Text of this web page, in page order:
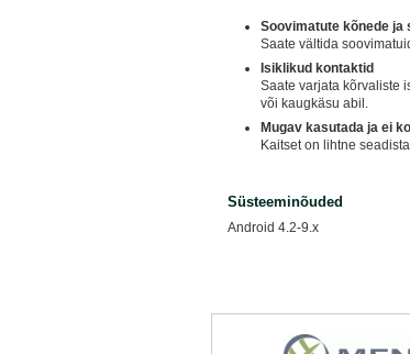
Soovimatute kõnede ja
Saate vältida
Isiklikud kontaktid
Saate varjata kõrvaliste
või kaugkäsu abil.
Mugav kasutada ja ei
Kaitset on lihtne
Süsteeminõuded
Android 4.2-9.x